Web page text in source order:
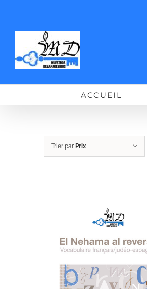
ACCUEIL
Trier par Prix